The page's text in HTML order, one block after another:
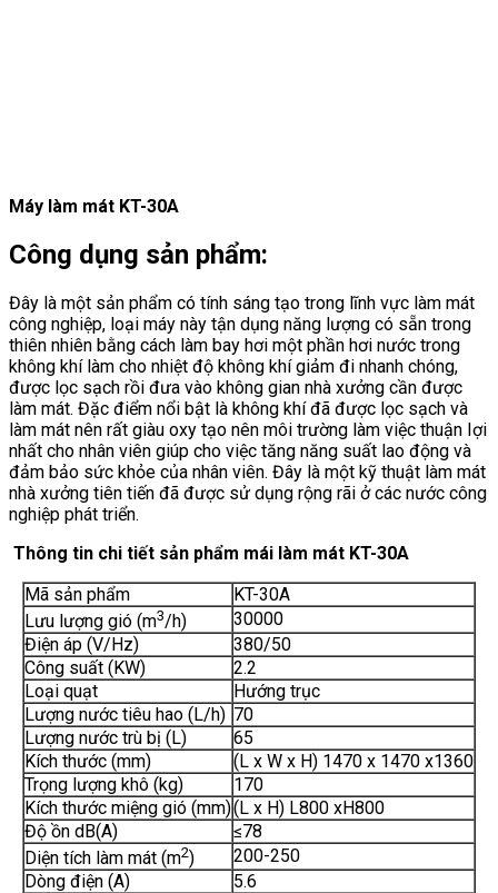
Máy làm mát KT-30A
Công dụng sản phẩm:
Đây là một sản phẩm có tính sáng tạo trong lĩnh vực làm mát
công nghiệp, loại máy này tận dụng năng lượng có sẵn trong
thiên nhiên bằng cách làm bay hơi một phần hơi nước trong
không khí làm cho nhiệt độ không khí giảm đi nhanh chóng,
được lọc sạch rồi đưa vào không gian nhà xưởng cần được
làm mát. Đặc điểm nổi bật là không khí đã được lọc sạch và
làm mát nên rất giàu oxy tạo nên môi trường làm việc thuận Iợi
nhất cho nhân viên giúp cho việc tăng năng suất lao động và
đảm bảo sức khỏe của nhân viên. Đây là một kỹ thuật làm mát
nhà xưởng tiên tiến đã được sử dụng rộng rãi ở các nước công
nghiệp phát triển.
Thông tin chi tiết sản phẩm mái làm mát KT-30A
Mã sản phẩm
KT-30A
Lưu lượng gió (m3/h)
30000
Điện áp (V/Hz)
380/50
Công suất (KW)
2.2
Loại quạt
Hướng trục
Lượng nước tiêu hao (L/h) 70
Lượng nước trù bị (L)
65
Kích thước (mm)
(L x W x H) 1470 x 1470 x1360
Trọng lượng khô (kg)
170
Kích thước miệng gió (mm)(L x H) L800 xH800
Độ ồn dB(A)
≤78
Diện tích làm mát (m2)
200-250
Dòng điện (A)
5.6